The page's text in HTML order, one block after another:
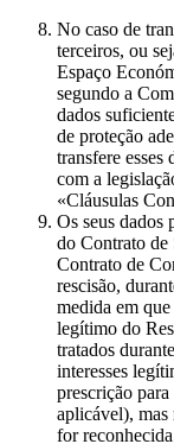
No caso de
terceiros, ou
Espaço
segundo a
dados
de proteção
transfere
com a
«Cláusulas
Os seus dados
do Contrato de
Contrato de
rescisão,
medida em
legítimo do
tratados
interesses
prescrição
aplicável), mas
for